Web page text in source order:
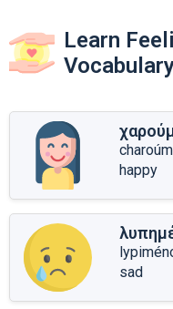
Learn
happy
sad